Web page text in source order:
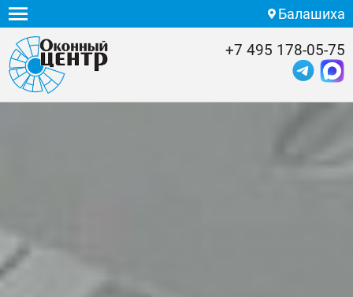
Балашиха
+7 495 178-05-75